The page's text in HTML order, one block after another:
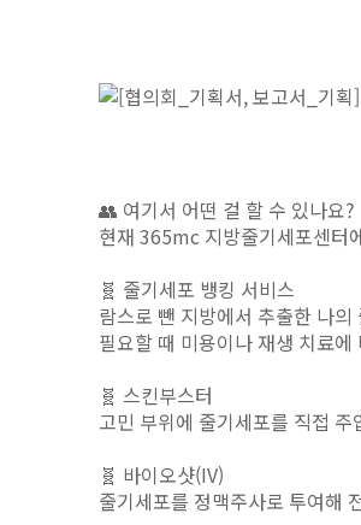
👥 여기서 어떤 걸 할 수 있나요?
현재 365mc 지방줄기세포센터
🧬 줄기세포 뱅킹 서비스
람스로 뺀 지방에서 추출한 나
필요할 때 미용이나 재생 치료
🧬 스킨부스터
고민 부위에 줄기세포를 직접
🧬 바이오샷(IV)
줄기세포를 정맥주사로 투여해